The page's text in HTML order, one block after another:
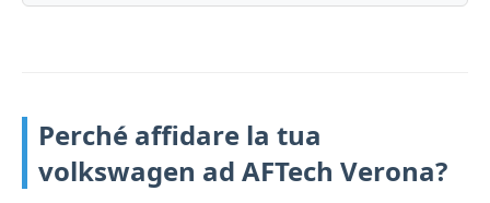
Perché affidare la tua
volkswagen ad AFTech Verona?